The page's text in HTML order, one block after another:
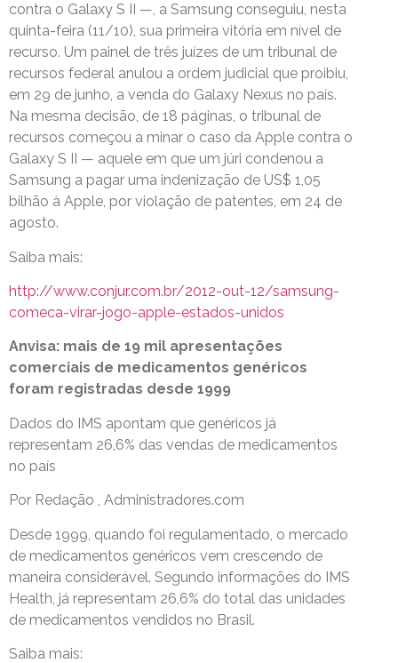
contra o Galaxy S II —, a Samsung conseguiu, nesta
quinta-feira (11/10), sua primeira vitória em nível de
recurso. Um painel de três juízes de um tribunal de
recursos federal anulou a ordem judicial que proibiu,
em 29 de junho, a venda do Galaxy Nexus no país.
Na mesma decisão, de 18 páginas, o tribunal de
recursos começou a minar o caso da Apple contra o
Galaxy S II — aquele em que um júri condenou a
Samsung a pagar uma indenização de US$ 1,05
bilhão à Apple, por violação de patentes, em 24 de
agosto.
Saiba mais:
http://www.conjur.com.br/2012-out-12/samsung-
comeca-virar-jogo-apple-estados-unidos
Anvisa: mais de 19 mil apresentações
comerciais de medicamentos genéricos
foram registradas desde 1999
Dados do IMS apontam que genéricos já
representam 26,6% das vendas de medicamentos
no país
Por Redação , Administradores.com
Desde 1999, quando foi regulamentado, o mercado
de medicamentos genéricos vem crescendo de
maneira considerável. Segundo informações do IMS
Health, já representam 26,6% do total das unidades
de medicamentos vendidos no Brasil.
Saiba mais: